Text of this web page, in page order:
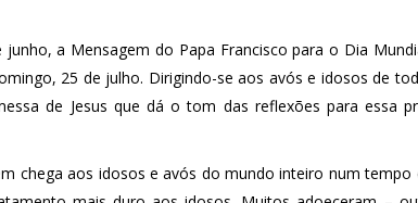
junho, a Mensagem do Papa Francisco para o Dia
25 de julho. Dirigindo-se aos avós e idosos de
de Jesus que dá o tom das reflexões para essa
chega aos idosos e avós do mundo inteiro num tempo